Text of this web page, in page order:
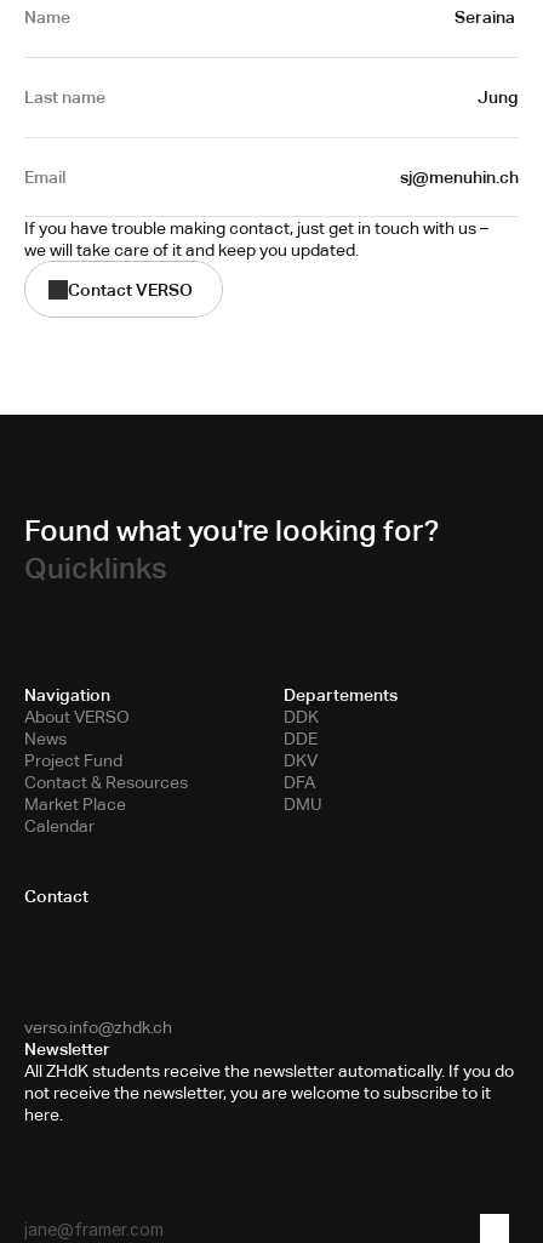
Name Seraina
Last name Jung
Email sj@menuhin.ch
If you have trouble making contact, just get in touch with us –
we will take care of it and keep you updated.
Contact VERSO
Found what you're looking for?
Quicklinks
Navigation
About VERSO
News
Project Fund
Contact & Resources
Market Place
Calendar
Departements
DDK
DDE
DKV
DFA
DMU
Contact
verso.info@zhdk.ch
Newsletter
All ZHdK students receive the newsletter automatically. If you do
not receive the newsletter, you are welcome to subscribe to it
here.